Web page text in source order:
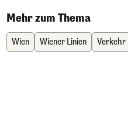
Mehr zum Thema
Wien Wiener Linien Verkehr